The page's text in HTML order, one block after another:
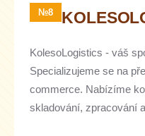
№8
KolesoLogistics - váš
Specializujeme se na
commerce. Nabízíme
skladování, zpracování